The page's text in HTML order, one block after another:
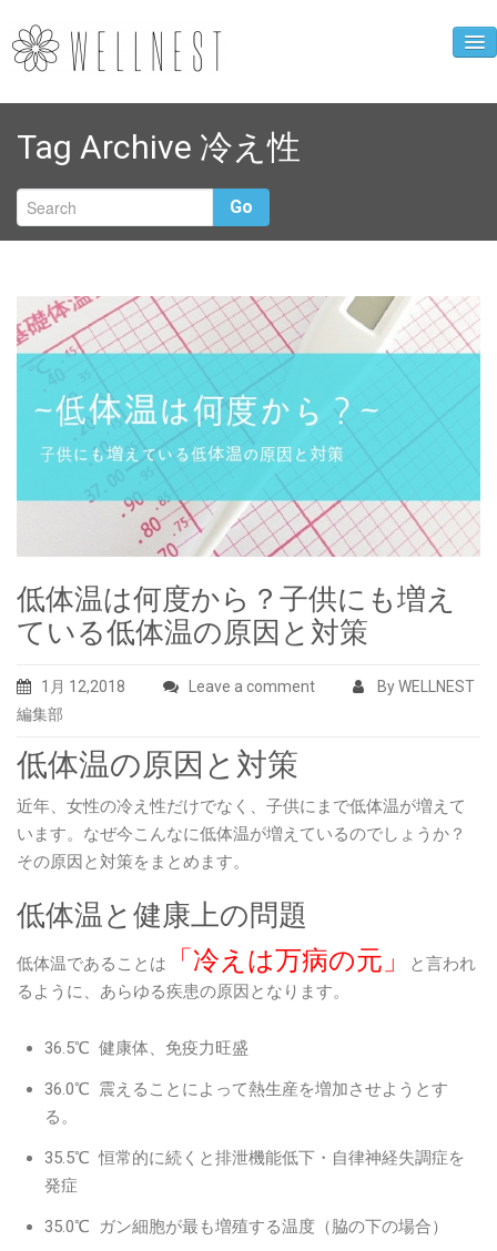
企業ニュース
人財育成事業
WELLNEST診断
お母さんの心得
企業概要
Tag Archive 冷え性
Go
低体温は何度から？子供にも増え
ている低体温の原因と対策
1月 12,2018 Leave a comment
By WELLNEST
編集部
低体温の原因と対策
近年、女性の冷え性だけでなく、子供にまで低体温が増えて
います。なぜ今こんなに低体温が増えているのでしょうか？
その原因と対策をまとめます。
低体温と健康上の問題
低体温であることは 「冷えは万病の元」
と言われ
るように、あらゆる疾患の原因となります。
36.5℃ 健康体、免疫力旺盛
36.0℃ 震えることによって熱生産を増加させようとす
る。
35.5℃ 恒常的に続くと排泄機能低下・自律神経失調症を
発症
35.0℃ ガン細胞が最も増殖する温度（脇の下の場合）